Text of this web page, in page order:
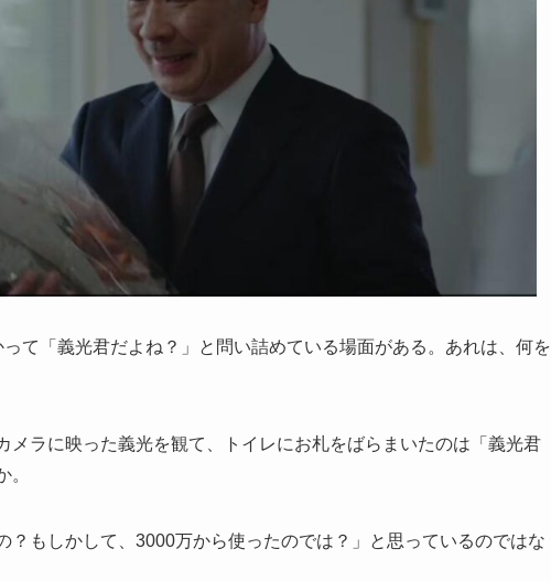
て「義光君だよね？」と問い詰めている場面がある。あれは、何を
メラに映った義光を観て、トイレにお札をばらまいたのは「義光君
。
？もしかして、3000万から使ったのでは？」と思っているのではな